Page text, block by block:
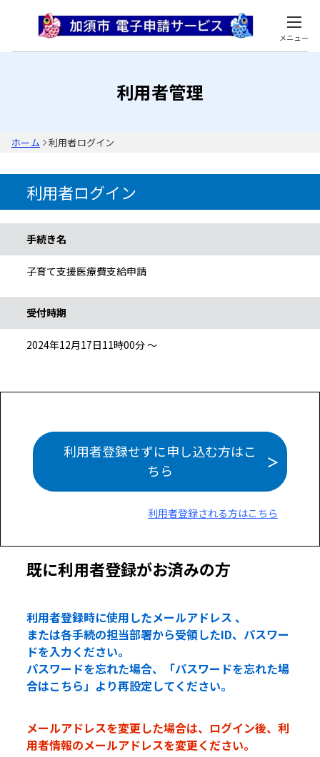
メニュー
利用者管理
ホーム 利用者ログイン
利用者ログイン
手続き名
子育て支援医療費支給申請
受付時期
2024年12月17日11時00分 ～
利用者登録せずに申し込む方はこ
ちら
利用者登録される方はこちら
既に利用者登録がお済みの方
利用者登録時に使用したメールアドレス 、
または各手続の担当部署から受領したID、パスワー
ドを入力ください。
パスワードを忘れた場合、「パスワードを忘れた場
合はこちら」より再設定してください。
メールアドレスを変更した場合は、ログイン後、利
用者情報のメールアドレスを変更ください。